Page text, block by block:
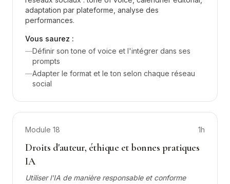
adaptation par plateforme, analyse des
performances.
Vous saurez :
—Définir son tone of voice et l'intégrer dans ses
prompts
—Adapter le format et le ton selon chaque réseau
social
Module 18 1h
Droits d'auteur, éthique et bonnes pratiques
IA
Utiliser l'IA de manière responsable et conforme